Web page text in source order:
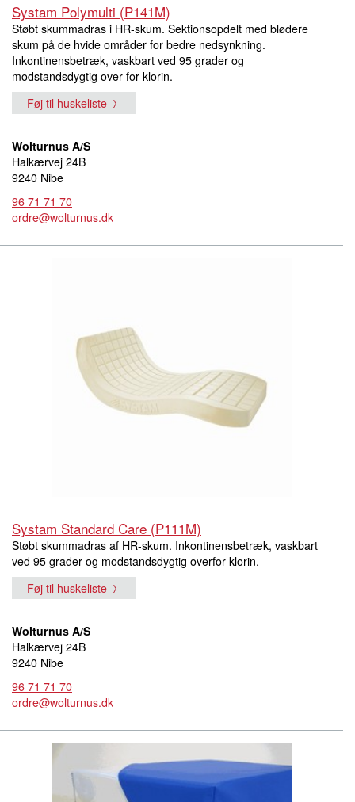
Systam Polymulti (P141M)
Støbt skummadras i HR-skum. Sektionsopdelt med blødere
skum på de hvide områder for bedre nedsynkning.
Inkontinensbetræk, vaskbart ved 95 grader og
modstandsdygtig over for klorin.
Føj til huskeliste
Wolturnus A/S
Halkærvej 24B
9240 Nibe
96 71 71 70
ordre@wolturnus.dk
Systam Standard Care (P111M)
Støbt skummadras af HR-skum. Inkontinensbetræk, vaskbart
ved 95 grader og modstandsdygtig overfor klorin.
Føj til huskeliste
Wolturnus A/S
Halkærvej 24B
9240 Nibe
96 71 71 70
ordre@wolturnus.dk